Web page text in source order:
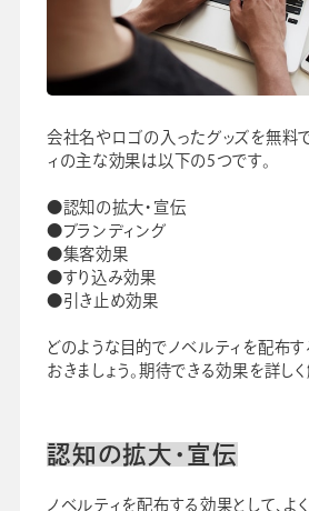
会社名やロゴの入ったグッズを無料
ィの主な効果は以下の5つです。
●認知の拡大・宣伝
●ブランディング
●集客効果
●すり込み効果
●引き止め効果
どのような目的でノベルティを配布
おきましょう。期待できる効果を詳しく
認知の拡大・宣伝
ノベルティを配布する効果として、よ